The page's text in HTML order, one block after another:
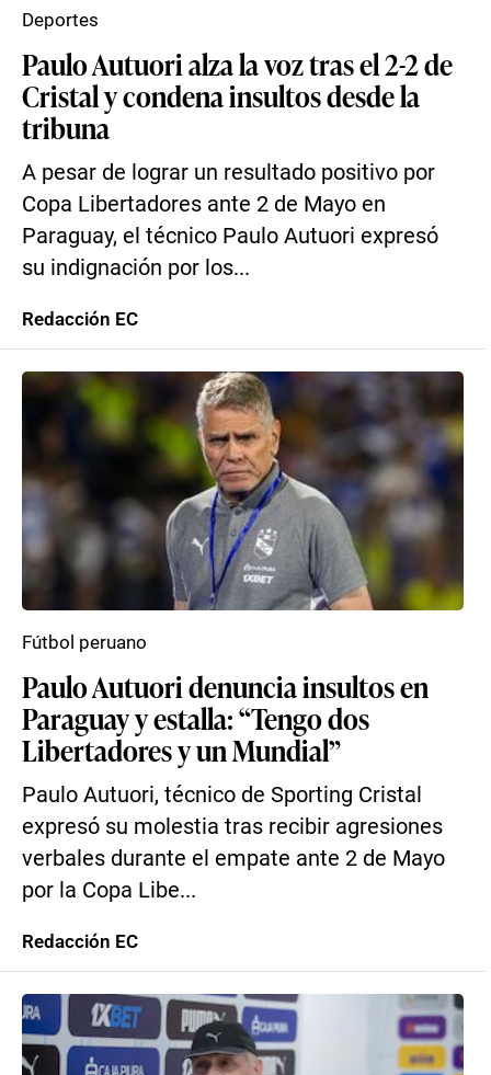
Paulo Autuori alza la voz tras el 2-2 de
Cristal y condena insultos desde la
tribuna
A pesar de lograr un resultado positivo por
Copa Libertadores ante 2 de Mayo en
Paraguay, el técnico Paulo Autuori expresó
su indignación por los...
Deportes
Redacción EC
Paulo Autuori denuncia insultos en
Paraguay y estalla: “Tengo dos
Libertadores y un Mundial”
Paulo Autuori, técnico de Sporting Cristal
expresó su molestia tras recibir agresiones
verbales durante el empate ante 2 de Mayo
por la Copa Libe...
Fútbol peruano
Redacción EC